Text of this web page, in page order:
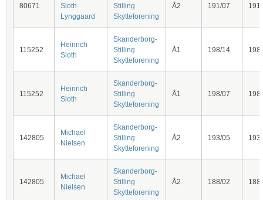
80671
Sloth
Lynggaard
Stilling
Skytteforening
Å2 191/07 191
115252
Heinrich
Sloth
Skanderborg-
Stilling
Skytteforening
Å1 198/14 198
115252
Heinrich
Sloth
Skanderborg-
Stilling
Skytteforening
Å1 198/07 198
142805
Michael
Nielsen
Skanderborg-
Stilling
Skytteforening
Å2 193/05 193
142805
Michael
Nielsen
Skanderborg-
Stilling
Skytteforening
Å2 188/02 188